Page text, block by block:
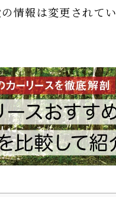
情報は変更されて